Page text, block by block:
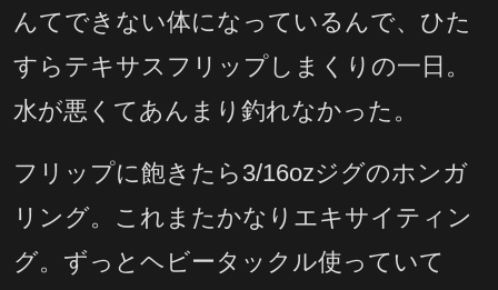
んてできない体になっているんで、ひた
すらテキサスフリップしまくりの一日。
水が悪くてあんまり釣れなかった。
フリップに飽きたら3/16ozジグのホンガ
リング。これまたかなりエキサイティン
グ。ずっとヘビータックル使っていて